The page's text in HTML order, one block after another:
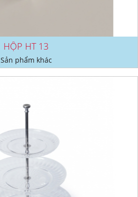
HỘP HT 13
Sản phẩm khác